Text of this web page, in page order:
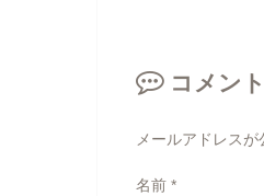
コメン
メールアドレスが
名前 *